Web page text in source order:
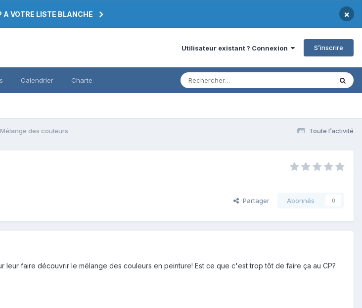
A VOTRE LISTE BLANCHE ×
Utilisateur existant ? Connexion S’inscrire
Calendrier Charte
Toute l’activité
Mélange des couleurs
Partager Abonnés 0
leur faire découvrir le mélange des couleurs en peinture! Est ce que c'est trop tôt de faire ça au CP?